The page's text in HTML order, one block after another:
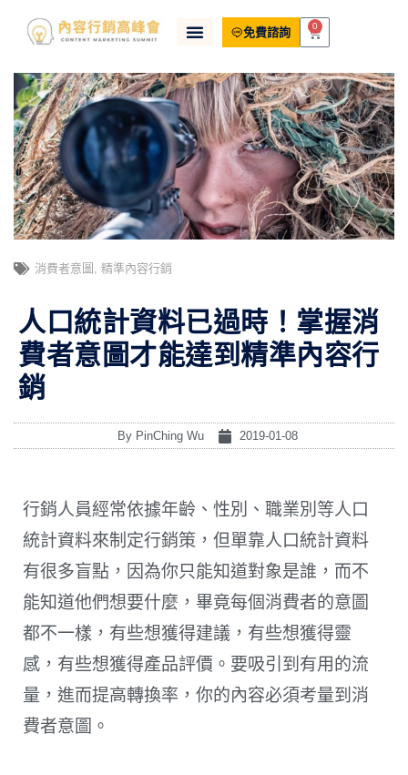
免費諮詢 0
消費者意圖 , 精準內容行銷
人口統計資料已過時！掌握消
費者意圖才能達到精準內容行
銷
By PinChing Wu 2019-01-08
行銷人員經常依據年齡、性別、職業別等人口
統計資料來制定行銷策，但單靠人口統計資料
有很多盲點，因為你只能知道對象是誰，而不
能知道他們想要什麼，畢竟每個消費者的意圖
都不一樣，有些想獲得建議，有些想獲得靈
感，有些想獲得產品評價。要吸引到有用的流
量，進而提高轉換率，你的內容必須考量到消
費者意圖。